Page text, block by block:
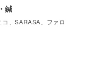
鍼
、SARASA、ファロ